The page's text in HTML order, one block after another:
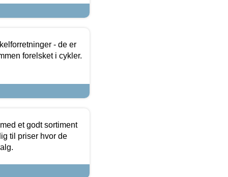
- de er
forelsket i cykler.
et godt sortiment
til priser hvor de